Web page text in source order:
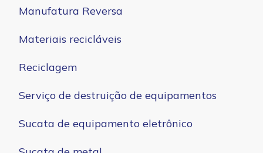
Manufatura Reversa
Materiais recicláveis
Reciclagem
Serviço de destruição de equipamentos
Sucata de equipamento eletrônico